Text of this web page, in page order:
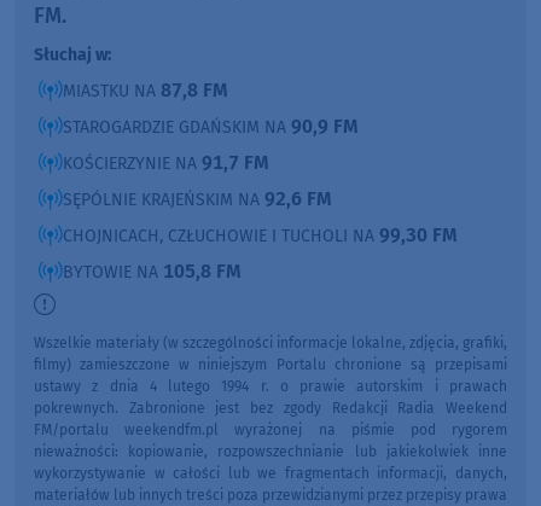
FM.
Słuchaj w:
MIASTKU NA 87,8 FM
STAROGARDZIE GDAŃSKIM NA 90,9 FM
KOŚCIERZYNIE NA 91,7 FM
SĘPÓLNIE KRAJEŃSKIM NA 92,6 FM
CHOJNICACH, CZŁUCHOWIE I TUCHOLI NA 99,30 FM
BYTOWIE NA 105,8 FM
Wszelkie materiały (w szczególności informacje lokalne, zdjęcia, grafiki,
filmy) zamieszczone w niniejszym Portalu chronione są przepisami
ustawy z dnia 4 lutego 1994 r. o prawie autorskim i prawach
pokrewnych. Zabronione jest bez zgody Redakcji Radia Weekend
FM/portalu weekendfm.pl wyrażonej na piśmie pod rygorem
nieważności: kopiowanie, rozpowszechnianie lub jakiekolwiek inne
wykorzystywanie w całości lub we fragmentach informacji, danych,
materiałów lub innych treści poza przewidzianymi przez przepisy prawa